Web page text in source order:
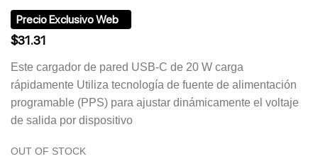
$31.31
Este cargador de pared USB-C de 20 W carga
rápidamente Utiliza tecnología de fuente de alimentación
programable (PPS) para ajustar dinámicamente el voltaje
de salida por dispositivo
OUT OF STOCK